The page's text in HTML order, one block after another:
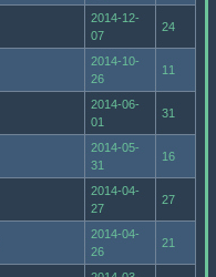
2014-12-
07
24
2014-10-
26
11
2014-06-
01
31
2014-05-
31
16
2014-04-
27
27
2014-04-
26
21